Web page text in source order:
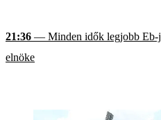
21:36 — Minden idők legjobb Eb-
elnöke